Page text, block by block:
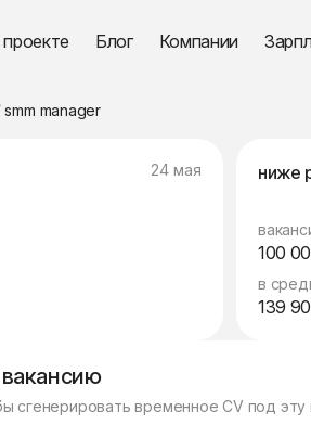
Блог Компании
smm manager
24 мая ниже
100
в
139
сгенерировать временное CV под эту